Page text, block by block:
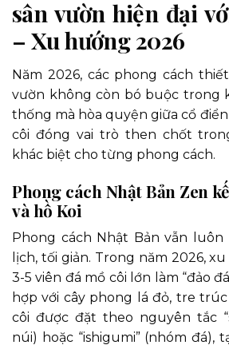
sân vườn hiện đại
– Xu hướng 2026
Năm 2026, các phong cách
vườn không còn bó buộc trong
thống mà hòa quyện giữa cổ
côi đóng vai trò then chốt
khác biệt cho từng phong cách.
Phong cách Nhật Bản Zen
và hồ Koi
Phong cách Nhật Bản vẫn
lịch, tối giản. Trong năm 2026,
3-5 viên đá mồ côi lớn làm “đảo
hợp với cây phong lá đỏ, tre
côi được đặt theo nguyên tắc
núi) hoặc “ishigumi” (nhóm đá),